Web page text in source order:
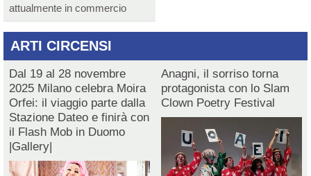
attualmente in commercio
ARTI CIRCENSI
Dal 19 al 28 novembre
2025 Milano celebra Moira
Orfei: il viaggio parte dalla
Stazione Dateo e finirà con
il Flash Mob in Duomo
|Gallery|
Anagni, il sorriso torna
protagonista con lo Slam
Clown Poetry Festival